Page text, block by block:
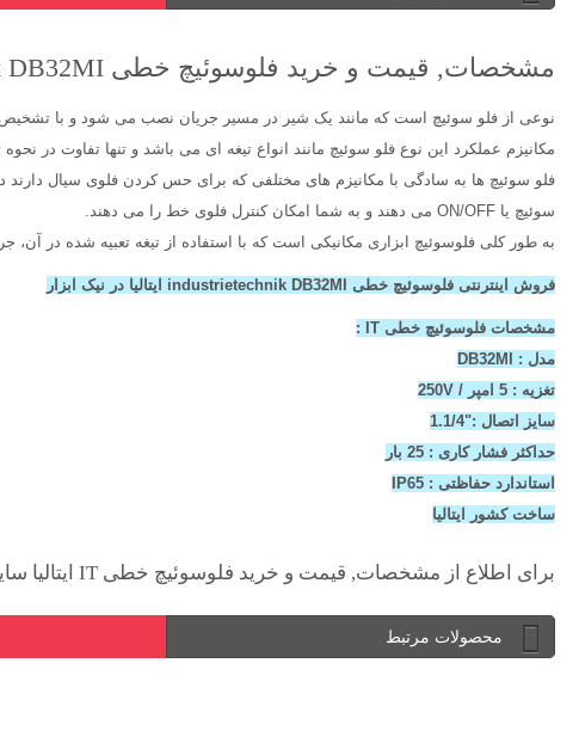
مشخصات, قیمت و خرید فلوسوئیچ خطی industrietechnik DB32MI
نوعی از فلو سوئیچ است که مانند یک شیر در مسیر جریان نصب می شود و با تشخیص
مکانیزم عملکرد این نوع فلو سوئیچ مانند انواع تیغه ای می باشد و تنها تفاوت در
فلو سوئیچ ها به سادگی با مکانیزم های مختلفی که برای حس کردن فلوی سیال
سوئیچ یا ON/OFF می دهند و به شما امکان کنترل فلوی خط را می دهند.
به طور کلی فلوسوئیچ ابزاری مکانیکی است که با استفاده از تیغه‌ تعبیه شده در
فروش اینترنتی فلوسوئیچ خطی industrietechnik DB32MI ایتالیا در نیک ابزار
مشخصات فلوسوئیچ خطی IT :
مدل : DB32MI
تغزیه : 5 امپر / 250V
سایز اتصال :"1.1/4
حداکثر فشار کاری : 25 بار
استاندارد حفاظتی : IP65
ساخت کشور ایتالیا
برای اطلاع از مشخصات, قیمت و خرید فلوسوئیچ خطی IT ایتالیا سایز "1.1/4 به این صفحه مراجعه نمایید.
محصولات مرتبط